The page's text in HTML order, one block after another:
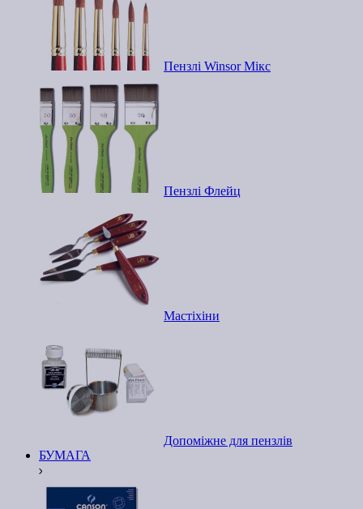
Пензлі Winsor Мікс
Пензлі Флейц
Мастіхіни
Допоміжне для пензлів
БУМАГА